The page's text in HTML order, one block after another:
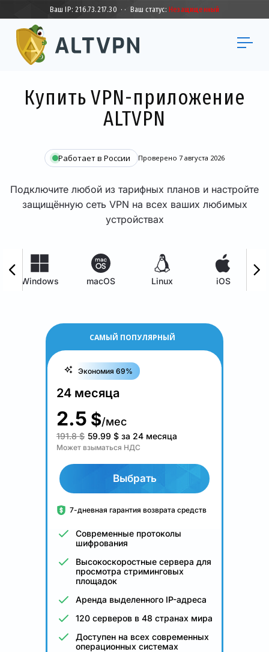
Ваш IP:216.73.217.30 · · Ваш статус: Незащищенный
Купить VPN-приложение
ALTVPN
Работает в России Проверено 7 августа 2026
Подключите любой из тарифных планов и настройте
защищённую сеть VPN на всех ваших любимых
устройствах
Windows macOS Linux iOS
САМЫЙ ПОПУЛЯРНЫЙ
Экономия 69%
24 месяца
2.5 $/мес
191.8 $ 59.99 $ за 24 месяца
Может взыматься НДС
Выбрать
7-дневная гарантия возврата средств
Современные протоколы
шифрования
Высокоскоростные сервера для
просмотра стриминговых
площадок
Аренда выделенного IP-адреса
120 серверов в 48 странах мира
Доступен на всех современных
операционных системах